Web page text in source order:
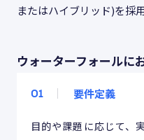
またはハイブリッド)を採
ウォーターフォールに
01 要件定義
目的や課題に応じて、